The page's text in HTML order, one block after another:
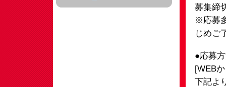
募集締
※応募
じめご
●応募
[WEB
下記よ